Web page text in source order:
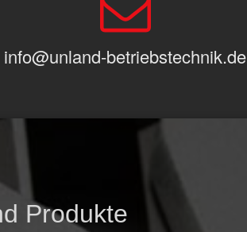
info@unland-betriebstechnik.de
Produkte